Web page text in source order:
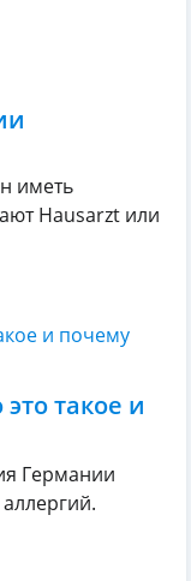
иметь
Hausarzt или
такое и
Германии